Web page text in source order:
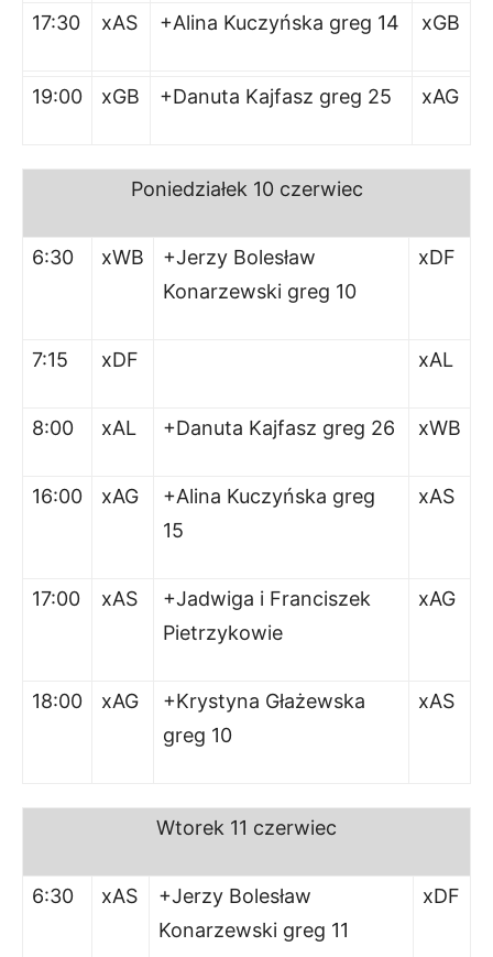
17:30 xAS +Alina Kuczyńska greg 14 xGB
19:00 xGB +Danuta Kajfasz greg 25 xAG
Poniedziałek 10 czerwiec
6:30 xWB
+Jerzy Bolesław
Konarzewski greg 10
xDF
7:15 xDF xAL
8:00 xAL +Danuta Kajfasz greg 26 xWB
16:00 xAG
+Alina Kuczyńska greg
15
xAS
17:00 xAS
+Jadwiga i Franciszek
Pietrzykowie
xAG
18:00 xAG
+Krystyna Głażewska
greg 10
xAS
Wtorek 11 czerwiec
6:30 xAS
+Jerzy Bolesław
Konarzewski greg 11
xDF